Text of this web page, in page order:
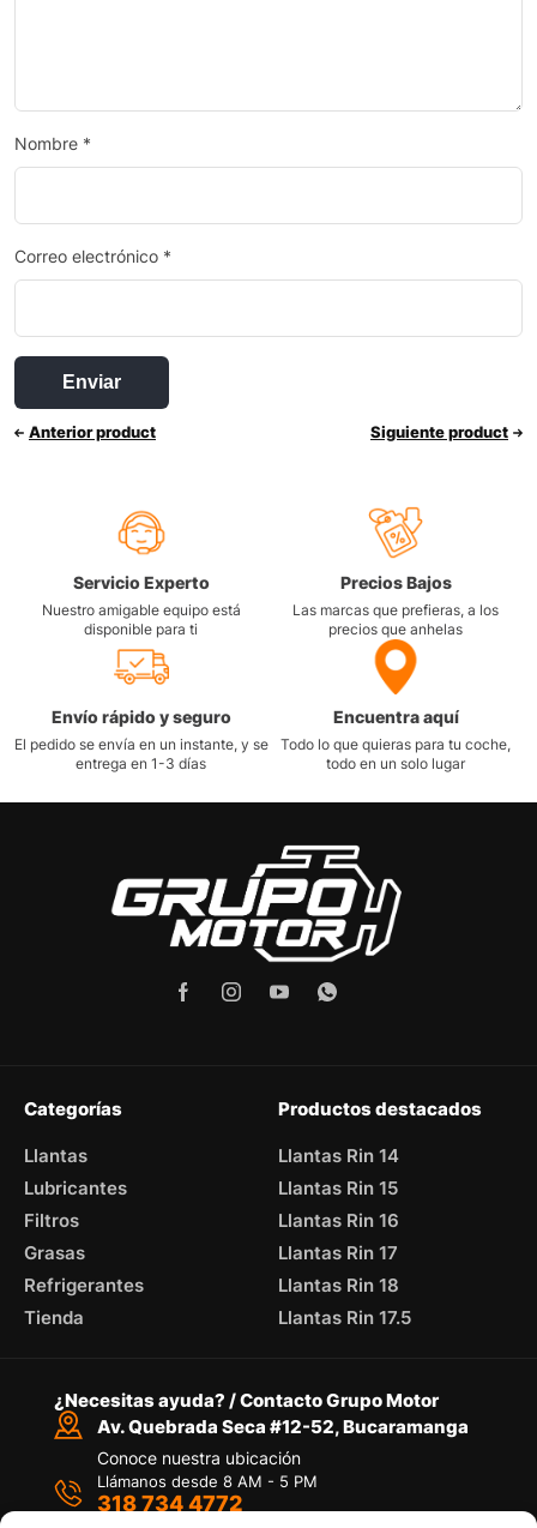
Nombre *
Correo electrónico *
Anterior product Siguiente product
Servicio Experto
Nuestro amigable equipo está
disponible para ti
Precios Bajos
Las marcas que prefieras, a los
precios que anhelas
Envío rápido y seguro
El pedido se envía en un instante, y se
entrega en 1-3 días
Encuentra aquí
Todo lo que quieras para tu coche,
todo en un solo lugar
Categorías
Llantas
Lubricantes
Filtros
Grasas
Refrigerantes
Tienda
Productos destacados
Llantas Rin 14
Llantas Rin 15
Llantas Rin 16
Llantas Rin 17
Llantas Rin 18
Llantas Rin 17.5
¿Necesitas ayuda? / Contacto Grupo Motor
Av. Quebrada Seca #12-52, Bucaramanga
Conoce nuestra ubicación
Llámanos desde 8 AM - 5 PM
318 734 4772